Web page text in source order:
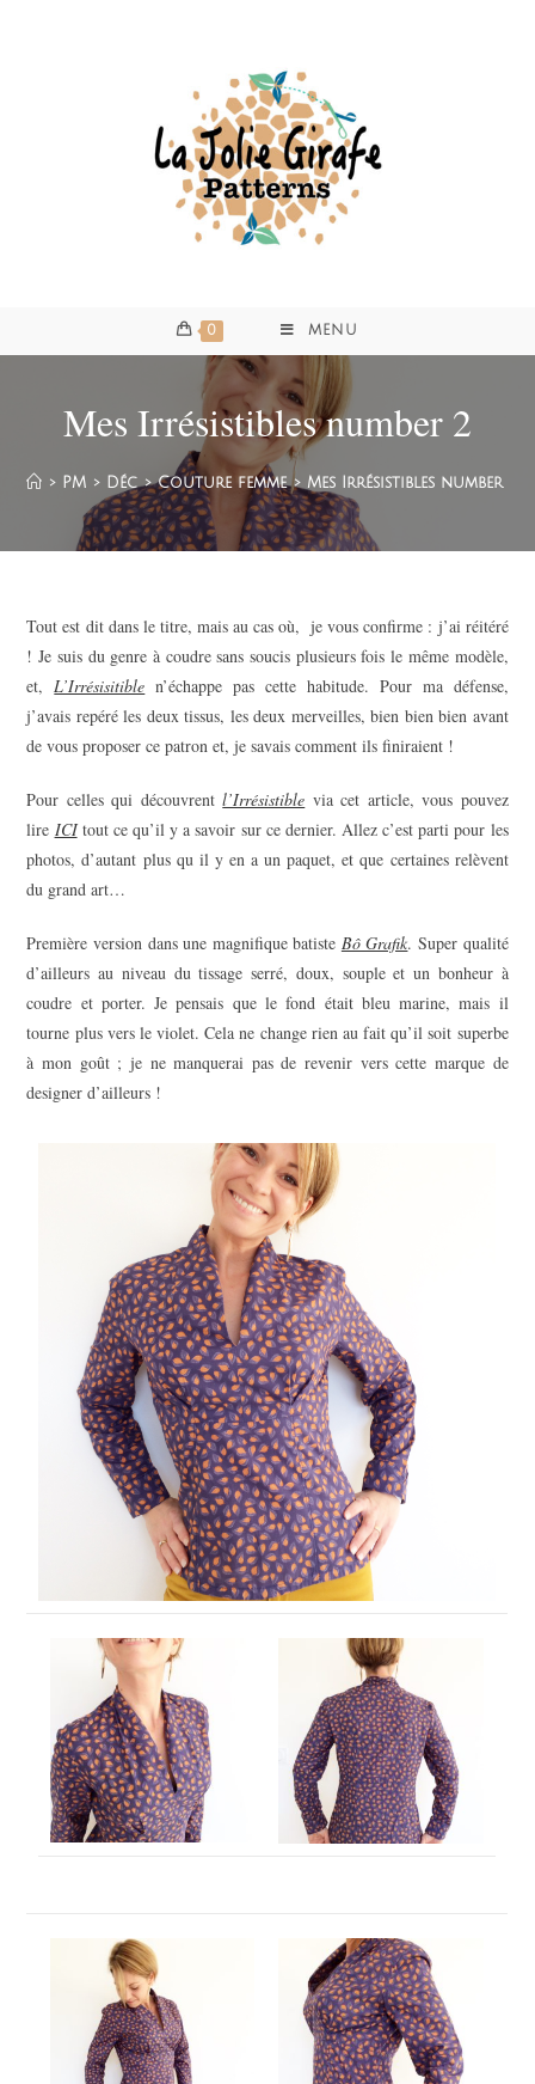
0 MENU
Mes Irrésistibles number 2
> PM > Déc > Couture femme > Mes Irrésistibles number 2
Tout est dit dans le titre, mais au cas où, je vous confirme : j’ai réitéré
! Je suis du genre à coudre sans soucis plusieurs fois le même modèle,
et,L’Irrésisitible n’échappe pas cette habitude. Pour ma défense,
j’avais repéré les deux tissus, les deux merveilles, bien bien bien avant
de vous proposer ce patron et, je savais comment ils finiraient !
Pour celles qui découvrent l’Irrésistible via cet article, vous pouvez
lire ICItout ce qu’il y a savoir sur ce dernier. Allez c’est parti pour les
photos, d’autant plus qu il y en a un paquet, et que certaines relèvent
du grand art…
Première version dans une magnifique batiste Bô Grafik. Super qualité
d’ailleurs au niveau du tissage serré, doux, souple et un bonheur à
coudre et porter. Je pensais que le fond était bleu marine, mais il
tourne plus vers le violet. Cela ne change rien au fait qu’il soit superbe
à mon goût ; je ne manquerai pas de revenir vers cette marque de
designer d’ailleurs !